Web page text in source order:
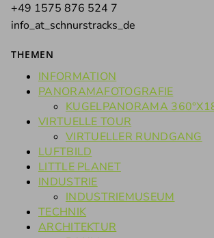
+49 1575 876 524 7
info_at_schnurstracks_de
THEMEN
INFORMATION
PANORAMAFOTOGRAFIE
KUGELPANORAMA
VIRTUELLE TOUR
VIRTUELLER RUNDGANG
LUFTBILD
LITTLE PLANET
INDUSTRIE
INDUSTRIEMUSEUM
TECHNIK
ARCHITEKTUR